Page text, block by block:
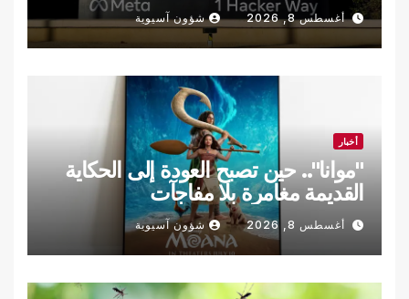
أغسطس 8, 2026 شؤون آسيوية
أخبار
"موانا".. حين تصبح العودة إلى الحكاية
القديمة مغامرة بلا مفاجآت
أغسطس 8, 2026 شؤون آسيوية